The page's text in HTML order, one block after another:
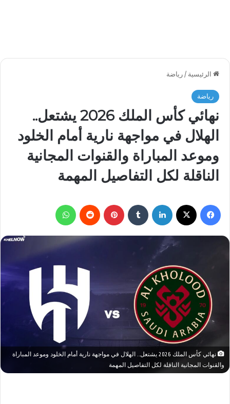
الرئيسية / رياضة
رياضة
نهائي كأس الملك 2026 يشتعل..
الهلال في مواجهة نارية أمام الخلود
وموعد المباراة والقنوات المجانية
الناقلة لكل التفاصيل المهمة
فيسبوك لينكدإن بينتيريست
نهائي كأس الملك 2026 يشتعل.. الهلال في مواجهة نارية أمام الخلود وموعد المباراة
والقنوات المجانية الناقلة لكل التفاصيل المهمة